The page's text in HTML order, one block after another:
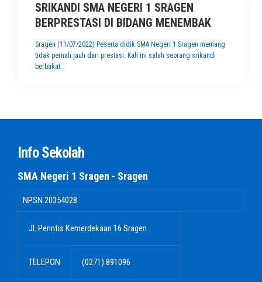
SRIKANDI SMA NEGERI 1 SRAGEN
BERPRESTASI DI BIDANG MENEMBAK
Sragen (11/07/2022) Peserta didik SMA Negeri 1 Sragen memang
tidak pernah jauh dari prestasi. Kali ini salah seorang srikandi
berbakat..
Info Sekolah
SMA Negeri 1 Sragen - Sragen
NPSN 20354028
Jl. Perintis Kemerdekaan 16 Sragen
TELEPON (0271) 891096